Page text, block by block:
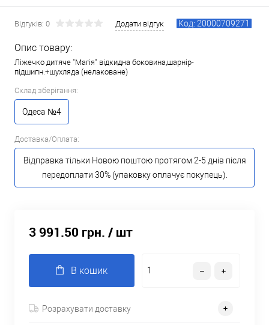
Відгуків: 0 Додати відгук Код: 20000709271
Опис товару:
Ліжечко дитяче "Магія" відкидна боковина,шарнір-
підшипн.+шухляда (нелаковане)
Склад зберігання:
Одеса №4
Доставка/Оплата:
Відправка тільки Новою поштою протягом 2-5 днів після
передоплати 30% (упаковку оплачує покупець).
3 991.50 грн. / шт
В кошик
Розрахувати доставку